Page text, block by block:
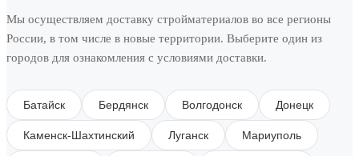
Мы осуществляем доставку стройматериалов во все регионы
России, в том числе в новые территории. Выберите один из
городов для ознакомления с условиями доставки.
Батайск Бердянск Волгодонск Донецк
Каменск-Шахтинский Луганск Мариуполь